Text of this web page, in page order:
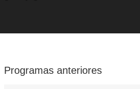
Programas anteriores